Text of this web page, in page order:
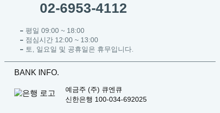
02-6953-4112
평일 09:00 ~ 18:00
점심시간 12:00 ~ 13:00
토, 일요일 및 공휴일은 휴무입니다.
BANK INFO.
예금주 (주) 큐엔큐
신한은행 100-034-692025